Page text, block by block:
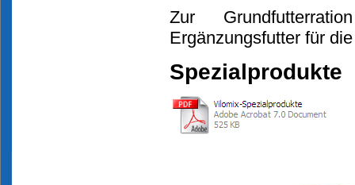
Zur
Ergänzungsfutter für
Spezialprodukte